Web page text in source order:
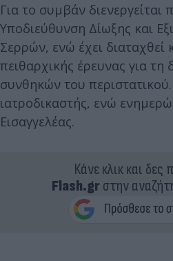
Για το συμβάν
Υποδιεύθυνση Δίωξης και
Σερρών, ενώ έχει διαταχθεί
πειθαρχικής έρευνας για τη
συνθηκών του
ιατροδικαστής, ενώ
Εισαγγελέας.
Κάνε κλικ και δες
Flash.grστην